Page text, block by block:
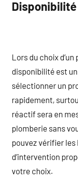
Lors du choix
disponibilité est
sélectionner un
rapidement,
réactif sera en
plomberie sans
pouvez vérifier
d’intervention
votre choix.